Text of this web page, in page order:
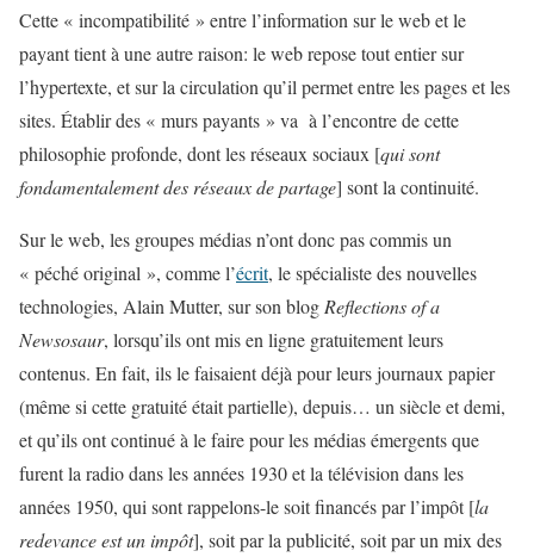
Cette « incompatibilité » entre l’information sur le web et le
payant tient à une autre raison: le web repose tout entier sur
l’hypertexte, et sur la circulation qu’il permet entre les pages et les
sites. Établir des « murs payants » va à l’encontre de cette
philosophie profonde, dont les réseaux sociaux [qui sont
fondamentalement des réseaux de partage] sont la continuité.
Sur le web, les groupes médias n’ont donc pas commis un
« péché original », comme l’écrit, le spécialiste des nouvelles
technologies, Alain Mutter, sur son blog Reflections of a
Newsosaur, lorsqu’ils ont mis en ligne gratuitement leurs
contenus. En fait, ils le faisaient déjà pour leurs journaux papier
(même si cette gratuité était partielle), depuis… un siècle et demi,
et qu’ils ont continué à le faire pour les médias émergents que
furent la radio dans les années 1930 et la télévision dans les
années 1950, qui sont rappelons-le soit financés par l’impôt [la
redevance est un impôt], soit par la publicité, soit par un mix des